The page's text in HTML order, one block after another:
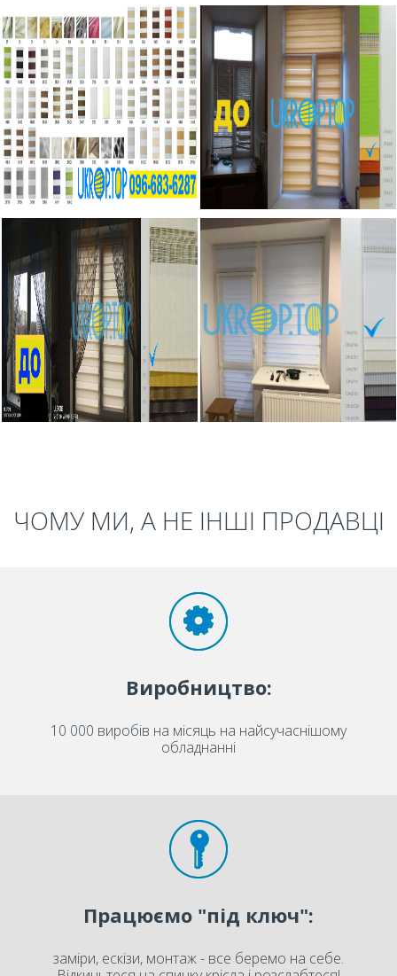
ЧОМУ МИ, А НЕ ІНШІ ПРОДАВЦІ
Виробництво:
10 000 виробів на місяць на найсучаснішому
обладнанні
Працюємо "під ключ":
заміри, ескізи, монтаж - все беремо на себе.